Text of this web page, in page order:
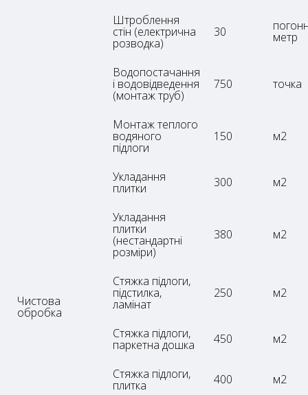
Штроблення
стін (електрична
розводка)
30 метр
Водопостачання
і водовідведення
(монтаж труб)
750 точка
Монтаж теплого
водяного
підлоги
150 м2
Чистова
обробка
Укладання
плитки 300 м2
Укладання
плитки
(нестандартні
розміри)
380 м2
Стяжка підлоги,
підстилка,
ламінат
250 м2
Стяжка підлоги,
паркетна дошка 450 м2
Стяжка підлоги,
плитка 400 м2